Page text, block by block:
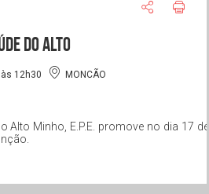
do Alto
12h30 MONCÃO
Alto Minho, E.P.E. promove no dia 17